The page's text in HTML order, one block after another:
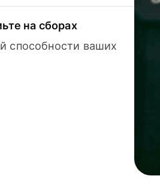
на сборах
способности ваших